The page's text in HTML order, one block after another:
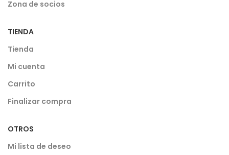
Zona de socios
TIENDA
Tienda
Mi cuenta
Carrito
Finalizar compra
OTROS
Mi lista de deseo